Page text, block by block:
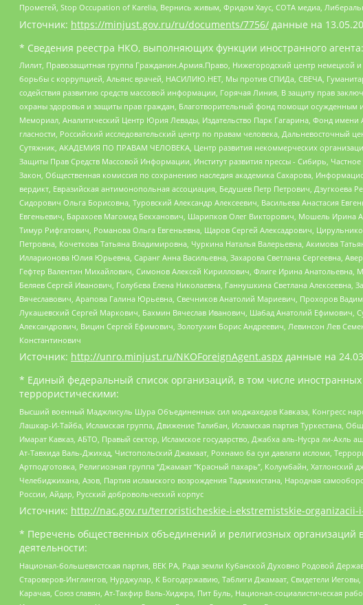
Прометей, Stop Occupation of Karelia, Вернись живым, Фридом Хаус, СОТА медиа,
Источник: https://minjust.gov.ru/ru/documents/7756/ данные на
* Сведения реестра НКО, выполняющих функции иностранного агента:
Лилит, Правозащитная группа Гражданин.Армия.Право, Нижегородский центр немецкой
борьбы с коррупцией, Альянс врачей, НАСИЛИЮ.НЕТ, Мы против СПИДа, СВЕЧА,
содействия развитию средств массовой информации, Горячая Линия, В защиту прав
охраны здоровья и защиты прав граждан, Благотворительный фонд помощи осужденным
Мемориал, Аналитический Центр Юрия Левады, Издательство Парк Гагарина, Фонд
гласности, Российский исследовательский центр по правам человека, Дальневосточный
Сутяжник, АКАДЕМИЯ ПО ПРАВАМ ЧЕЛОВЕКА, Центр развития некоммерческих
Защиты Прав Средств Массовой Информации, Институт развития прессы - Сибирь,
Закон, Общественная комиссия по сохранению наследия академика Сахарова,
вердикт, Евразийская антимонопольная ассоциация, Бедушев Петр Петрович,
Сидорович Ольга Борисовна, Туровский Александр Алексеевич, Васильева Анастасия
Евгеньевич, Барахоев Магомед Бекханович, Шарипков Олег Викторович, Мошель Ирина
Тимур Рифгатович, Романова Ольга Евгеньевна, Щаров Сергей Алексадрович,
Петровна, Кочеткова Татьяна Владимировна, Чуркина Наталья Валерьевна, Акимова
Илларионова Юлия Юрьевна, Саранг Анна Васильевна, Захарова Светлана Сергеевна,
Гефтер Валентин Михайлович, Симонов Алексей Кириллович, Флиге Ирина
Беляев Сергей Иванович, Голубева Елена Николаевна, Ганнушкина Светлана
Вячеславович, Арапова Галина Юрьевна, Свечников Анатолий Мариевич, Прохоров
Лукашевский Сергей Маркович, Бахмин Вячеслав Иванович, Шабад Анатолий Ефимович,
Александрович, Вицин Сергей Ефимович, Золотухин Борис Андреевич, Левинсон Лев
Константинович
Источник: http://unro.minjust.ru/NKOForeignAgent.aspx данные на
* Единый федеральный список организаций, в том числе
террористическими:
Высший военный Маджлисуль Шура Объединенных сил моджахедов Кавказа, Конгресс
Лашкар-И-Тайба, Исламская группа, Движение Талибан, Исламская партия Туркестана,
Имарат Кавказ, АБТО, Правый сектор, Исламское государство, Джабха аль-Нусра ли-
Ат-Тавхида Валь-Джихад, Чистопольский Джамаат, Рохнамо ба суи давлати исломи,
Артподготовка, Религиозная группа “Джамаат “Красный пахарь”, Колумбайн,
Челебиджихана, Азов, Партия исламского возрождения Таджикистана, Народная
России, Айдар, Русский добровольческий корпус
Источник: http://nac.gov.ru/terroristicheskie-i-ekstremistskie-
* Перечень общественных объединений и религиозных организаций
деятельности:
Национал-большевистская партия, ВЕК РА, Рада земли Кубанской Духовно Родовой
Староверов-Инглингов, Нурджулар, К Богодержавию, Таблиги Джамаат, Свидетели
Карачая, Союз славян, Ат-Такфир Валь-Хиджра, Пит Буль, Национал-социалистическая